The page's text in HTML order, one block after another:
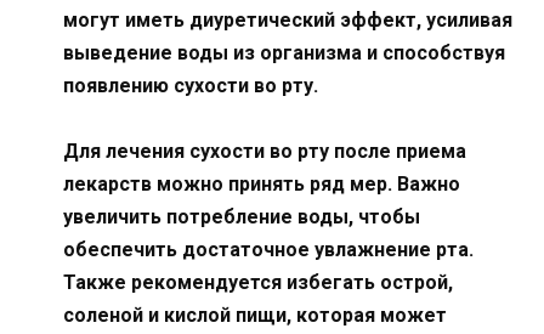
могут иметь диуретический эффект, усиливая
выведение воды из организма и способствуя
появлению сухости во рту.
Для лечения сухости во рту после приема
лекарств можно принять ряд мер. Важно
увеличить потребление воды, чтобы
обеспечить достаточное увлажнение рта.
Также рекомендуется избегать острой,
соленой и кислой пищи, которая может